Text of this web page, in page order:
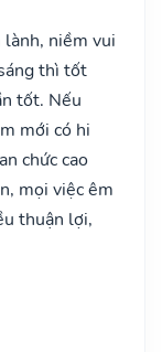
lành, niềm vui
thì tốt
tốt. Nếu
mới có hi
chức cao
mọi việc êm
thuận lợi,